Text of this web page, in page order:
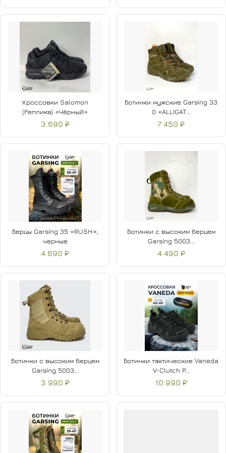
Кроссовки Salomon
(Реплика) «Чёрный»
3 690 ₽
Ботинки мужские Garsing 33
О «ALLIGAT...
7 450 ₽
Берцы Garsing 35 «RUSH»,
черные
4 690 ₽
Ботинки с высоким берцем
Garsing 5003...
4 490 ₽
Ботинки с высоким берцем
Garsing 5003...
3 990 ₽
Ботинки тактические Vaneda
V-Clutch P...
10 990 ₽